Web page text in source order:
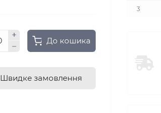
До кошика
Швидке замовлення
3